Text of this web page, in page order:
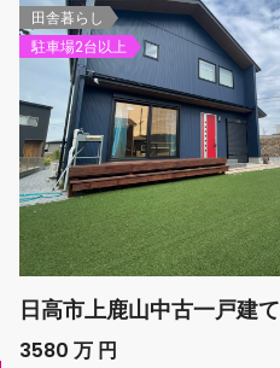
田舎暮らし
駐車場2台以上
日高市上鹿山中古一戸建て
3580 万 円